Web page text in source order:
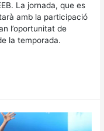
La jornada, que es
amb la participació
l’oportunitat de
la temporada.